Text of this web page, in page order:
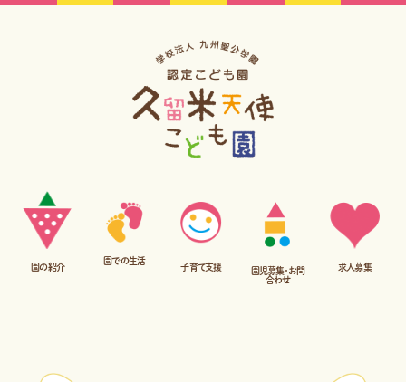
園の紹介
園での生活
子育て支援
園児募集・お問
合わせ
求人募集